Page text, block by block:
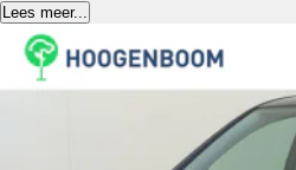
Lees meer...